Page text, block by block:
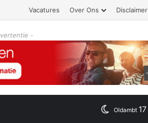
Vacatures Over Ons Disclaimer
-
Oldambt 17